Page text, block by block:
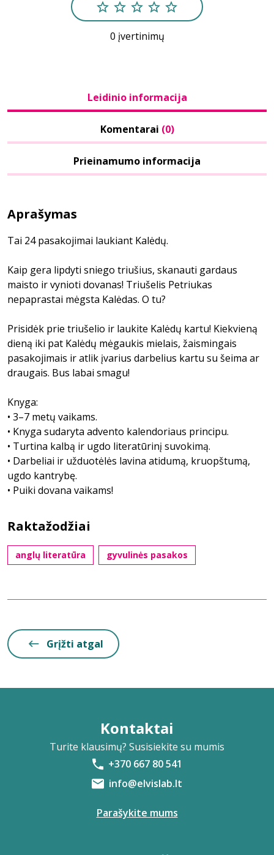
0 įvertinimų
Leidinio informacija
Komentarai (0)
Prieinamumo informacija
Aprašymas
Tai 24 pasakojimai laukiant Kalėdų.
Kaip gera lipdyti sniego triušius, skanauti gardaus
maisto ir vynioti dovanas! Triušelis Petriukas
nepaprastai mėgsta Kalėdas. O tu?
Prisidėk prie triušelio ir laukite Kalėdų kartu! Kiekvieną
dieną iki pat Kalėdų mėgaukis mielais, žaismingais
pasakojimais ir atlik įvarius darbelius kartu su šeima ar
draugais. Bus labai smagu!
Knyga:
• 3–7 metų vaikams.
• Knyga sudaryta advento kalendoriaus principu.
• Turtina kalbą ir ugdo literatūrinį suvokimą.
• Darbeliai ir užduotėlės lavina atidumą, kruopštumą,
ugdo kantrybę.
• Puiki dovana vaikams!
Raktažodžiai
anglų literatūra gyvulinės pasakos
Grįžti atgal
Kontaktai
Turite klausimų? Susisiekite su mumis
+370 667 80 541
info@elvislab.lt
Parašykite mums